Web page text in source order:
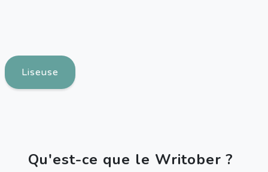
Liseuse
Qu'est-ce que le Writober ?